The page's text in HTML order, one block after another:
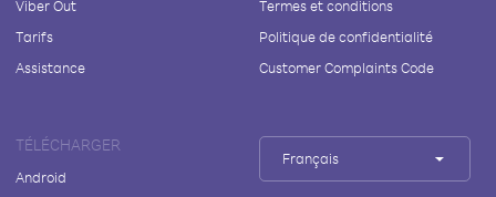
Viber Out
Tarifs
Assistance
Termes et conditions
Politique de confidentialité
Customer Complaints Code
TÉLÉCHARGER
Android
Français